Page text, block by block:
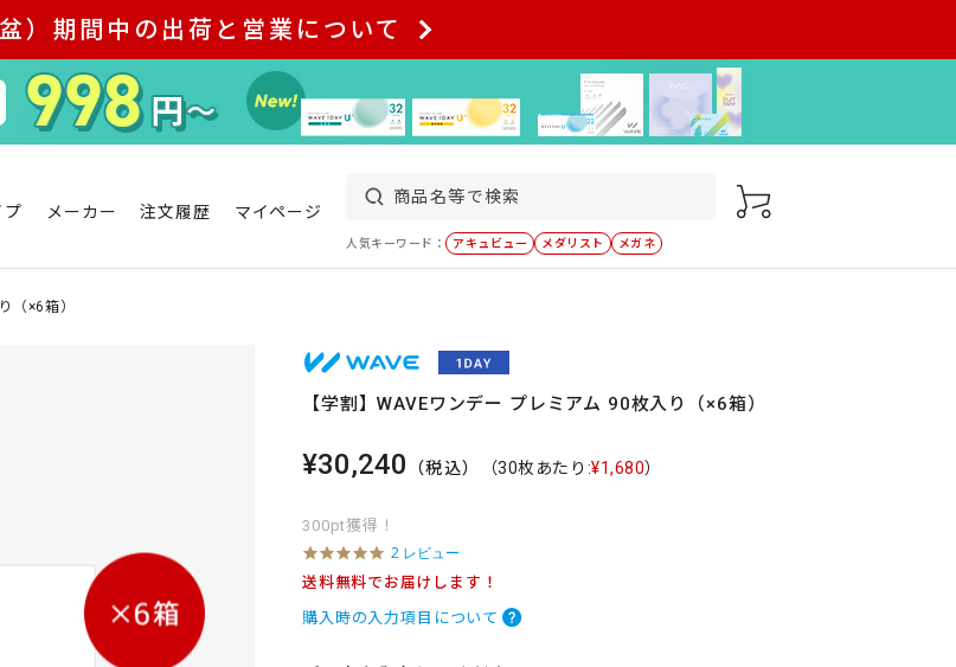
）期間中の出荷と営業について
プ メーカー 注文履歴 マイページ
人気キーワード： アキュビュー メダリスト メガネ
（×6箱）
【学割】WAVEワンデー プレミアム 90枚入り（×6箱）
¥30,240 （税込） （30枚あたり:¥1,680）
300pt獲得！
5
.
0
s
2 レビュー
送料無料でお届けします！
購入時の入力項目について